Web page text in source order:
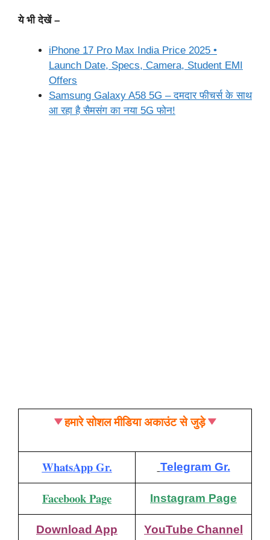
ये भी देखें –
iPhone 17 Pro Max India Price 2025 •
Launch Date, Specs, Camera, Student EMI
Offers
Samsung Galaxy A58 5G – दमदार फीचर्स के साथ
आ रहा है सैमसंग का नया 5G फोन!
हमारे सोशल मीडिया अकाउंट से जुड़े
WhatsApp Gr. Telegram Gr.
Facebook Page Instagram Page
Download App YouTube Channel